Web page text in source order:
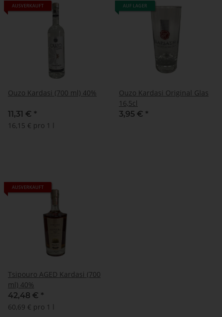
AUSVERKAUFT
Ouzo Kardasi (700 ml) 40%
11,31 € *
16,15 € pro 1 l
AUF LAGER
Ouzo Kardasi Original Glas
16,5cl
3,95 € *
AUSVERKAUFT
Tsipouro AGED Kardasi (700
ml) 40%
42,48 € *
60,69 € pro 1 l